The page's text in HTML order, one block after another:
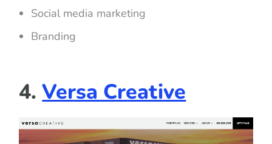
Social media marketing
Branding
4. Versa Creative